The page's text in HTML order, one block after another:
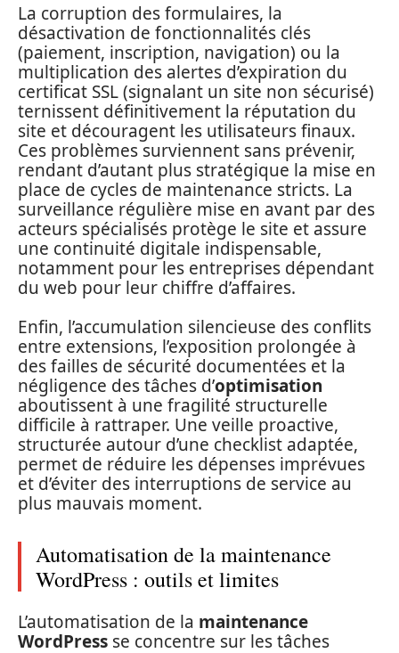
La corruption des formulaires, la
désactivation de fonctionnalités clés
(paiement, inscription, navigation) ou la
multiplication des alertes d’expiration du
certificat SSL (signalant un site non sécurisé)
ternissent définitivement la réputation du
site et découragent les utilisateurs finaux.
Ces problèmes surviennent sans prévenir,
rendant d’autant plus stratégique la mise en
place de cycles de maintenance stricts. La
surveillance régulière mise en avant par des
acteurs spécialisés protège le site et assure
une continuité digitale indispensable,
notamment pour les entreprises dépendant
du web pour leur chiffre d’affaires.
Enfin, l’accumulation silencieuse des conflits
entre extensions, l’exposition prolongée à
des failles de sécurité documentées et la
négligence des tâches d’optimisation
aboutissent à une fragilité structurelle
difficile à rattraper. Une veille proactive,
structurée autour d’une checklist adaptée,
permet de réduire les dépenses imprévues
et d’éviter des interruptions de service au
plus mauvais moment.
Automatisation de la maintenance
WordPress : outils et limites
L’automatisation de la maintenance
WordPress se concentre sur les tâches